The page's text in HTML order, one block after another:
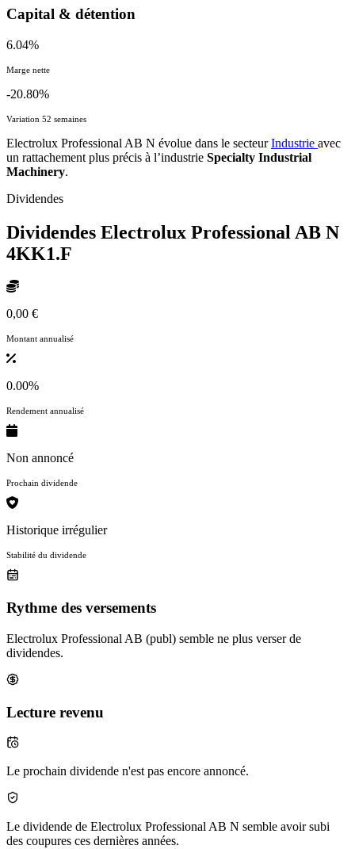
Capital & détention
6.04%
Marge nette
-20.80%
Variation 52 semaines
Electrolux Professional AB N évolue dans le secteurIndustrie avec
un rattachement plus précis à l’industrie Specialty Industrial
Machinery.
Dividendes
Dividendes Electrolux Professional AB N
4KK1.F
0,00 €
Montant annualisé
0.00%
Rendement annualisé
Non annoncé
Prochain dividende
Historique irrégulier
Stabilité du dividende
Rythme des versements
Electrolux Professional AB (publ) semble ne plus verser de
dividendes.
Lecture revenu
Le prochain dividende n'est pas encore annoncé.
Le dividende de Electrolux Professional AB N semble avoir subi
des coupures ces dernières années.